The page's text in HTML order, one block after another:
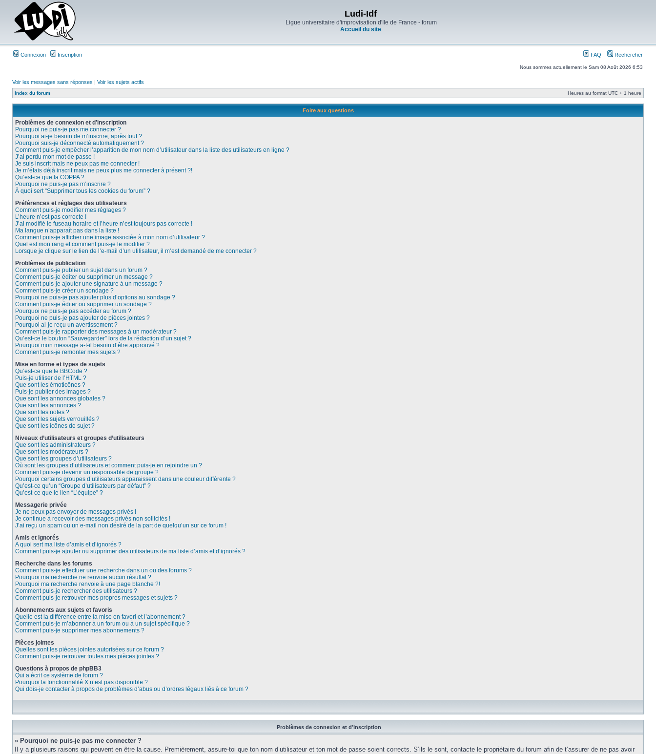
Ludi-Idf
Ligue universitaire d'improvisation d'Ile de France - forum
Accueil du site
Connexion Inscription FAQ Rechercher
Nous sommes actuellement le Sam 08 Août 2026 6:53
Voir les messages sans réponses | Voir les sujets actifs
Index du forum Heures au format UTC + 1 heure
Foire aux questions
Problèmes de connexion et d’inscription
Pourquoi ne puis-je pas me connecter ?
Pourquoi ai-je besoin de m’inscrire, après tout ?
Pourquoi suis-je déconnecté automatiquement ?
Comment puis-je empêcher l’apparition de mon nom d’utilisateur dans la liste des utilisateurs en ligne ?
J’ai perdu mon mot de passe !
Je suis inscrit mais ne peux pas me connecter !
Je m’étais déjà inscrit mais ne peux plus me connecter à présent ?!
Qu’est-ce que la COPPA ?
Pourquoi ne puis-je pas m’inscrire ?
À quoi sert “Supprimer tous les cookies du forum” ?
Préférences et réglages des utilisateurs
Comment puis-je modifier mes réglages ?
L’heure n’est pas correcte !
J’ai modifié le fuseau horaire et l’heure n’est toujours pas correcte !
Ma langue n’apparaît pas dans la liste !
Comment puis-je afficher une image associée à mon nom d’utilisateur ?
Quel est mon rang et comment puis-je le modifier ?
Lorsque je clique sur le lien de l’e-mail d’un utilisateur, il m’est demandé de me connecter ?
Problèmes de publication
Comment puis-je publier un sujet dans un forum ?
Comment puis-je éditer ou supprimer un message ?
Comment puis-je ajouter une signature à un message ?
Comment puis-je créer un sondage ?
Pourquoi ne puis-je pas ajouter plus d’options au sondage ?
Comment puis-je éditer ou supprimer un sondage ?
Pourquoi ne puis-je pas accéder au forum ?
Pourquoi ne puis-je pas ajouter de pièces jointes ?
Pourquoi ai-je reçu un avertissement ?
Comment puis-je rapporter des messages à un modérateur ?
Qu’est-ce le bouton “Sauvegarder” lors de la rédaction d’un sujet ?
Pourquoi mon message a-t-il besoin d’être approuvé ?
Comment puis-je remonter mes sujets ?
Mise en forme et types de sujets
Qu’est-ce que le BBCode ?
Puis-je utiliser de l’HTML ?
Que sont les émoticônes ?
Puis-je publier des images ?
Que sont les annonces globales ?
Que sont les annonces ?
Que sont les notes ?
Que sont les sujets verrouillés ?
Que sont les icônes de sujet ?
Niveaux d’utilisateurs et groupes d’utilisateurs
Que sont les administrateurs ?
Que sont les modérateurs ?
Que sont les groupes d’utilisateurs ?
Où sont les groupes d’utilisateurs et comment puis-je en rejoindre un ?
Comment puis-je devenir un responsable de groupe ?
Pourquoi certains groupes d’utilisateurs apparaissent dans une couleur différente ?
Qu’est-ce qu’un “Groupe d’utilisateurs par défaut” ?
Qu’est-ce que le lien “L’équipe” ?
Messagerie privée
Je ne peux pas envoyer de messages privés !
Je continue à recevoir des messages privés non sollicités !
J’ai reçu un spam ou un e-mail non désiré de la part de quelqu’un sur ce forum !
Amis et ignorés
A quoi sert ma liste d’amis et d’ignorés ?
Comment puis-je ajouter ou supprimer des utilisateurs de ma liste d’amis et d’ignorés ?
Recherche dans les forums
Comment puis-je effectuer une recherche dans un ou des forums ?
Pourquoi ma recherche ne renvoie aucun résultat ?
Pourquoi ma recherche renvoie à une page blanche ?!
Comment puis-je rechercher des utilisateurs ?
Comment puis-je retrouver mes propres messages et sujets ?
Abonnements aux sujets et favoris
Quelle est la différence entre la mise en favori et l’abonnement ?
Comment puis-je m’abonner à un forum ou à un sujet spécifique ?
Comment puis-je supprimer mes abonnements ?
Pièces jointes
Quelles sont les pièces jointes autorisées sur ce forum ?
Comment puis-je retrouver toutes mes pièces jointes ?
Questions à propos de phpBB3
Qui a écrit ce système de forum ?
Pourquoi la fonctionnalité X n’est pas disponible ?
Qui dois-je contacter à propos de problèmes d’abus ou d’ordres légaux liés à ce forum ?
Problèmes de connexion et d’inscription
» Pourquoi ne puis-je pas me connecter ?
Il y a plusieurs raisons qui peuvent en être la cause. Premièrement, assure-toi que ton nom d’utilisateur et ton mot de passe soient corrects. S’ils le sont, contacte le propriétaire du forum afin de t’assurer de ne pas avoir